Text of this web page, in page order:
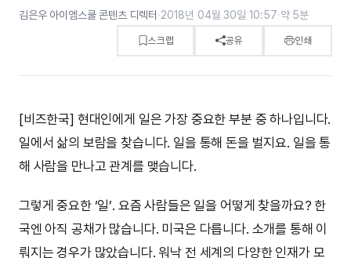
김은우 아이엠스쿨 콘텐츠 디렉터 ·2018년 04월 30일 10:57·약 5분
스크랩 공유 인쇄
[비즈한국] 현대인에게 일은 가장 중요한 부분 중 하나입니다.
일에서 삶의 보람을 찾습니다. 일을 통해 돈을 벌지요. 일을 통
해 사람을 만나고 관계를 맺습니다.
그렇게 중요한 ‘일’. 요즘 사람들은 일을 어떻게 찾을까요? 한
국엔 아직 공채가 많습니다. 미국은 다릅니다. 소개를 통해 이
뤄지는 경우가 많았습니다. 워낙 전 세계의 다양한 인재가 모